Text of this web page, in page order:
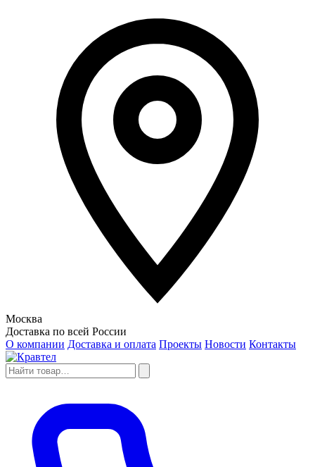
Москва
Доставка по всей России
О компании Доставка и оплата Проекты Новости Контакты